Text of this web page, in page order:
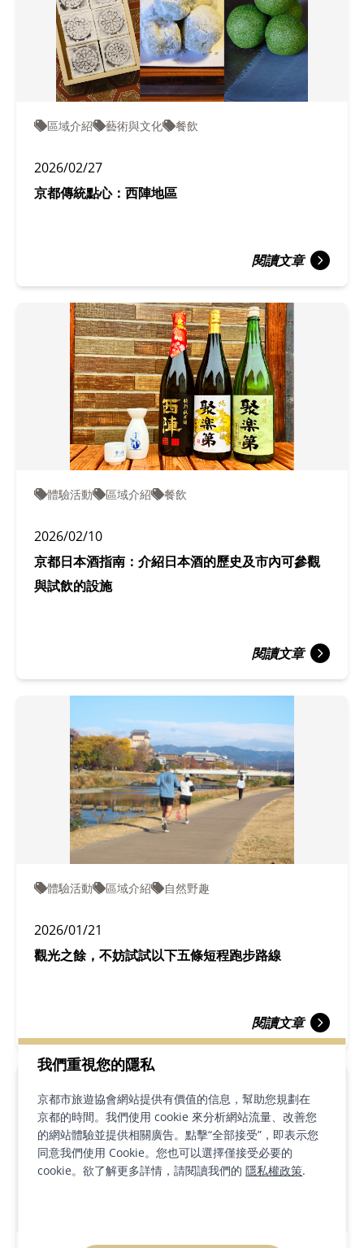
我們重視您的隱私
京都市旅遊協會網站提供有價值的信息，幫助您規劃在
京都的時間。我們使用 cookie 來分析網站流量、改善您
的網站體驗並提供相關廣告。點擊“全部接受”，即表示您
同意我們使用 Cookie。您也可以選擇僅接受必要的
cookie。欲了解更多詳情，請閱讀我們的隱私權政策.
區域介紹 藝術與文化 餐飲
2026/02/27
京都傳統點心：西陣地區
閱讀文章
體驗活動 區域介紹 餐飲
2026/02/10
京都日本酒指南：介紹日本酒的歷史及市內可參觀
與試飲的設施
閱讀文章
體驗活動 區域介紹 自然野趣
2026/01/21
觀光之餘，不妨試試以下五條短程跑步路線
閱讀文章